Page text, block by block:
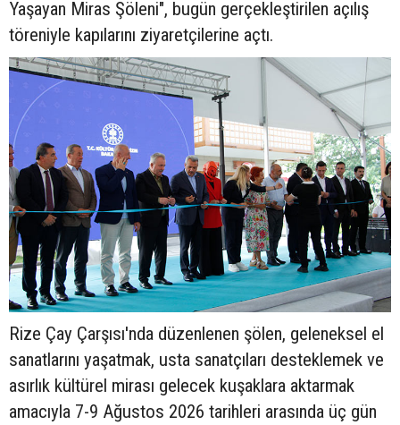
Yaşayan Miras Şöleni", bugün gerçekleştirilen açılış
töreniyle kapılarını ziyaretçilerine açtı.
Rize Çay Çarşısı'nda düzenlenen şölen, geleneksel el
sanatlarını yaşatmak, usta sanatçıları desteklemek ve
asırlık kültürel mirası gelecek kuşaklara aktarmak
amacıyla 7-9 Ağustos 2026 tarihleri arasında üç gün